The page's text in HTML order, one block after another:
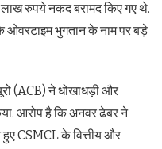
रुपये नकद बरामद किए गए थे.
ओवरटाइम भुगतान के नाम पर बड़े
(ACB) ने धोखाधड़ी और
आरोप है कि अनवर ढेबर ने
CSMCL के वित्तीय और